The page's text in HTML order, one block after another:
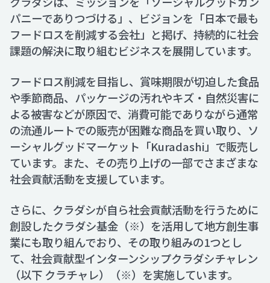
パニーでありつづける」、ビジョンを「日本で最も
フードロスを削減する会社」と掲げ、持続的に社会
課題の解決に取り組むビジネスを展開しています。
フードロス削減を目指し、賞味期限が切迫した食品
や季節商品、パッケージの汚れやキズ・自然災害に
よる被害などが原因で、消費可能でありながら通常
の流通ルートでの販売が困難な商品を買い取り、ソ
ーシャルグッドマーケット「Kuradashi」で販売し
ています。また、その売り上げの一部でさまざまな
社会貢献活動を支援しています。
さらに、クラダシが自ら社会貢献活動を行うために
創設したクラダシ基金（※）を活用して地方創生事
業にも取り組んでおり、その取り組みの1つとし
て、社会貢献型インターンシップクラダシチャレン
（以下 クラチャレ）（※）を実施しています。